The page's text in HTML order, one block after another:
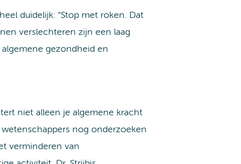
duidelijk: "Stop met roken. Dat
verslechteren zijn een laag
gezondheid en
niet alleen je algemene kracht
nog onderzoeken
verminderen van